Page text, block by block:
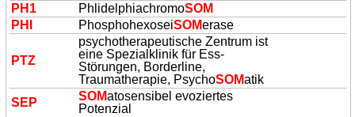
PH1 PhlidelphiachromoSOM
PHI
PhosphohexoseiSOMerase
PTZ
psychotherapeutische Zentrum ist
eine Spezialklinik für Ess-
Störungen, Borderline,
Traumatherapie, PsychoSOMatik
SEP
SOMatosensibel evoziertes
Potenzial